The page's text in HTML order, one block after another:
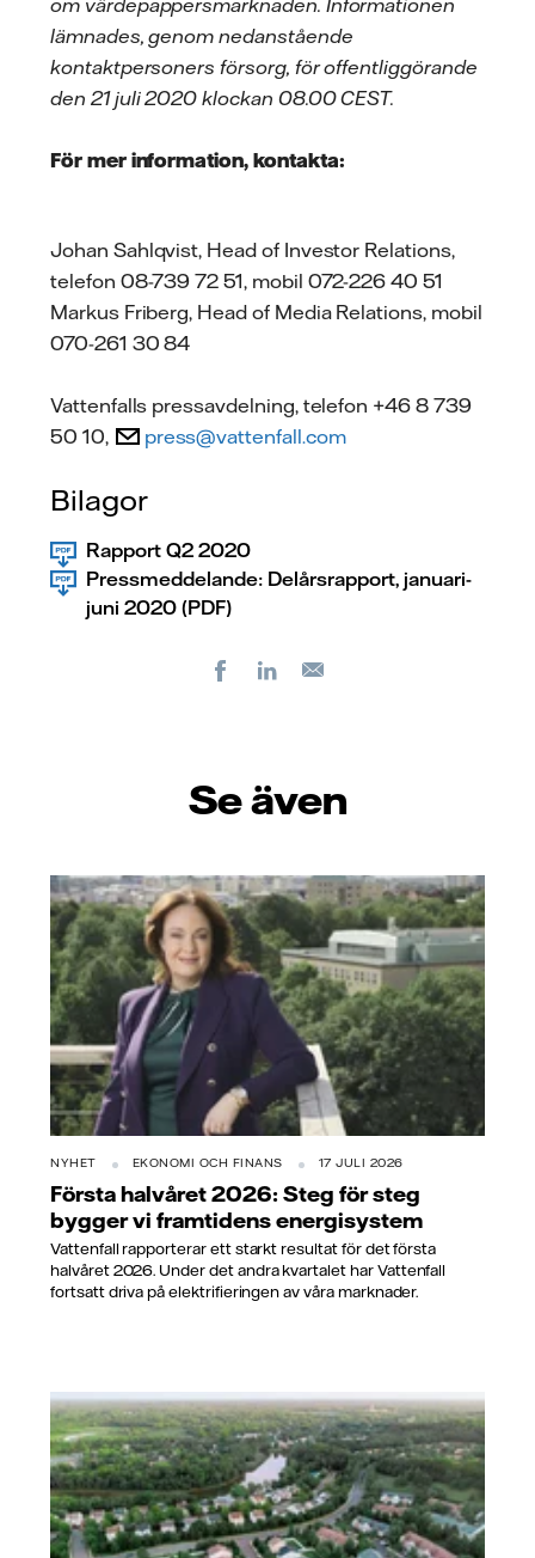
om värdepappersmarknaden. Informationen
lämnades, genom nedanstående
kontaktpersoners försorg, för offentliggörande
den 21 juli 2020 klockan 08.00 CEST.
För mer information, kontakta:
Johan Sahlqvist, Head of Investor Relations,
telefon 08-739 72 51, mobil 072-226 40 51
Markus Friberg, Head of Media Relations, mobil
070-261 30 84
Vattenfalls pressavdelning, telefon +46 8 739
50 10,
press@vattenfall.com
Bilagor
Rapport Q2 2020
Pressmeddelande: Delårsrapport, januari-
juni 2020 (PDF)
FacebookLinkedIn
Se även
NYHET EKONOMI OCH FINANS 17 JULI 2026
Första halvåret 2026: Steg för steg
bygger vi framtidens energisystem
Vattenfall rapporterar ett starkt resultat för det första
halvåret 2026. Under det andra kvartalet har Vattenfall
fortsatt driva på elektrifieringen av våra marknader.